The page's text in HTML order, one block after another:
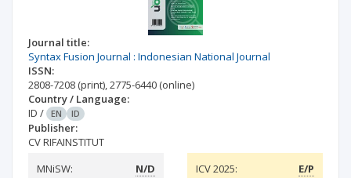
Journal title:
Syntax Fusion Journal : Indonesian National Journal
ISSN:
2808-7208 (print),2775-6440 (online)
Country / Language:
ID / EN ID
Publisher:
CV RIFAINSTITUT
MNiSW:
N/D ICV 2025: E/P